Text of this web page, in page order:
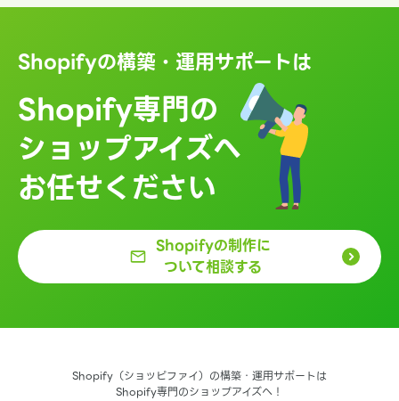
Shopifyの構築・運用サポートは
Shopify専門の
ショップアイズへ
お任せください
Shopifyの制作に
ついて相談する
Shopify（ショッピファイ）の構築・運用サポートは
Shopify専門のショップアイズへ！